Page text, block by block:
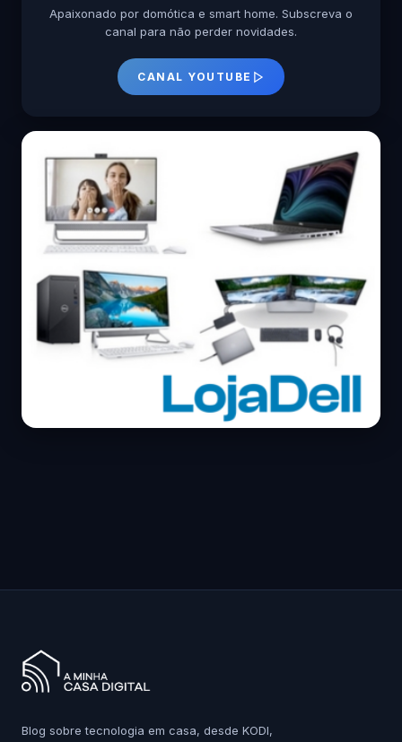
Apaixonado por domótica e smart home. Subscreva o
canal para não perder novidades.
CANAL YOUTUBE
Blog sobre tecnologia em casa, desde KODI,